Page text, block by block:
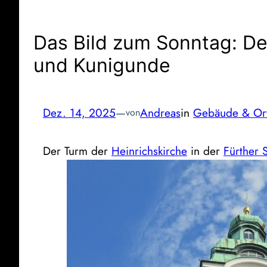
Das Bild zum Sonntag:
und Kunigunde
Dez. 14, 2025—vonAndreasin Gebäude &
Der Turm der Heinrichskirche in der Fürther